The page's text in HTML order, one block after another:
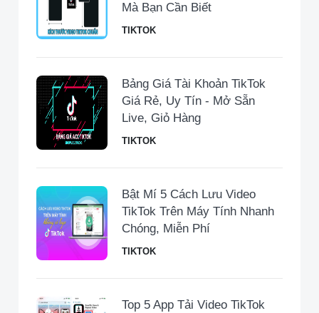
Mà Bạn Cần Biết
TIKTOK
Bảng Giá Tài Khoản TikTok
Giá Rẻ, Uy Tín - Mở Sẵn
Live, Giỏ Hàng
TIKTOK
Bật Mí 5 Cách Lưu Video
TikTok Trên Máy Tính Nhanh
Chóng, Miễn Phí
TIKTOK
Top 5 App Tải Video TikTok